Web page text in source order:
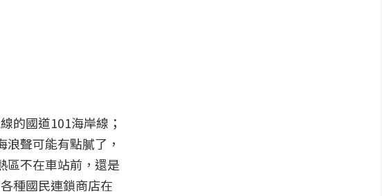
的國道101海岸線；
聲可能有點膩了，
區不在車站前，還是
種國民連鎖商店在